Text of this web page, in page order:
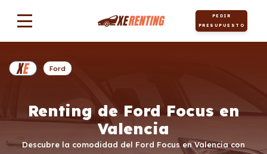
PEDIR
PRESUPUESTO
Renting de Ford Focus en
Valencia
Descubre la comodidad del Ford Focus en Valencia con
Ford